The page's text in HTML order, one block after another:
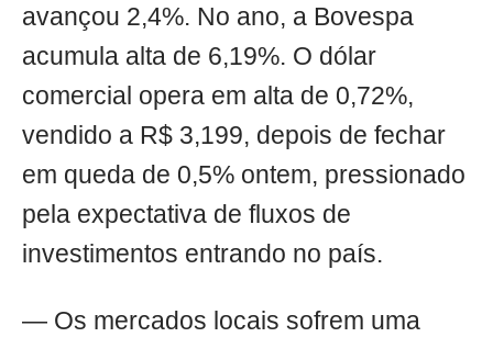
avançou 2,4%. No ano, a Bovespa
acumula alta de 6,19%. O dólar
comercial opera em alta de 0,72%,
vendido a R$ 3,199, depois de fechar
em queda de 0,5% ontem, pressionado
pela expectativa de fluxos de
investimentos entrando no país.
— Os mercados locais sofrem uma